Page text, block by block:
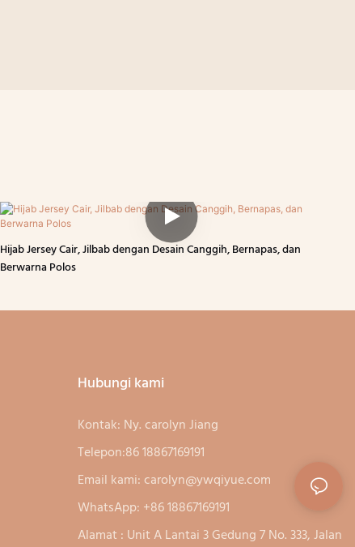
Hijab Jersey Cair, Jilbab dengan Desain Canggih, Bernapas, dan
Berwarna Polos
Hubungi kami
Kontak: Ny. carolyn Jiang
Telepon:86 18867169191
Email kami:carolyn@ywqiyue.com
WhatsApp: +86 18867169191
Alamat : Unit A Lantai 3 Gedung 7 No. 333, Jalan